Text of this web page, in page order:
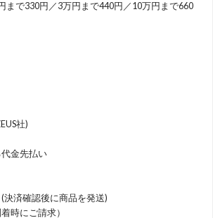
まで330円／3万円まで440円／10万円まで660
社)
金先払い
決済確認後に商品を発送)
時にご請求）